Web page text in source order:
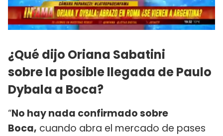
¿Qué dijo Oriana Sabatini
sobre la posible llegada de Paulo
Dybala a Boca?
“No hay nada confirmado sobre
Boca, cuando abra el mercado de pases